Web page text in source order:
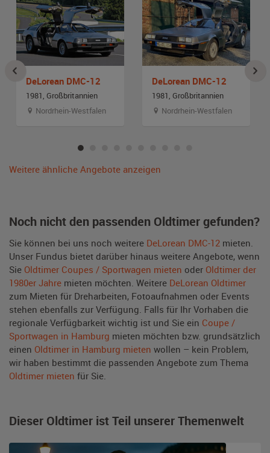
DeLorean DMC-12
1981, Großbritannien
Nordrhein-Westfalen
DeLorean DMC-12
1981, Großbritannien
Nordrhein-Westfalen
Weitere ähnliche Angebote anzeigen
Noch nicht den passenden Oldtimer gefunden?
Sie können bei uns noch weitere DeLorean DMC-12 mieten.
Unser Fundus bietet darüber hinaus weitere Angebote, wenn
Sie Oldtimer Coupes / Sportwagen mieten oder Oldtimer der
1980er Jahre mieten möchten. Weitere DeLorean Oldtimer
zum Mieten für Dreharbeiten, Fotoaufnahmen oder Events
stehen ebenfalls zur Verfügung. Falls für Ihr Vorhaben die
regionale Verfügbarkeit wichtig ist und Sie ein Coupe /
Sportwagen in Hamburg mieten möchten bzw. grundsätzlich
einen Oldtimer in Hamburg mieten wollen – kein Problem,
wir haben bestimmt die passenden Angebote zum Thema
Oldtimer mieten für Sie.
Dieser Oldtimer ist Teil unserer Themenwelt